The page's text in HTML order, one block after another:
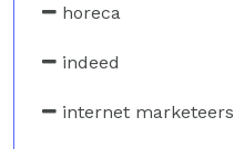
horeca
indeed
internet marketeers